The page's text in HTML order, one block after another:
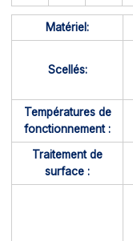
Matériel:
Scellés:
Températures de
fonctionnement :
Traitement de
surface :